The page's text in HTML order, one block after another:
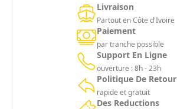
Livraison
Partout en Côte d'Ivoire
Paiement
par tranche possible
Support En Ligne
ouverture : 8h - 23h
Politique De Retour
rapide et gratuit
Des Reductions